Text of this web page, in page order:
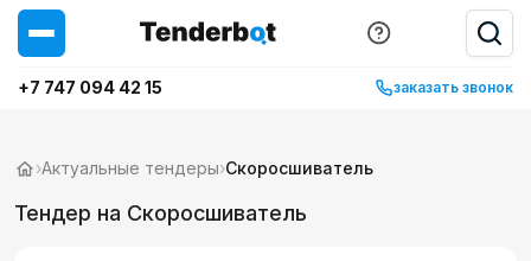
+7 747 094 42 15 заказать звонок
›Актуальные тендеры›Скоросшиватель
Тендер на Скоросшиватель